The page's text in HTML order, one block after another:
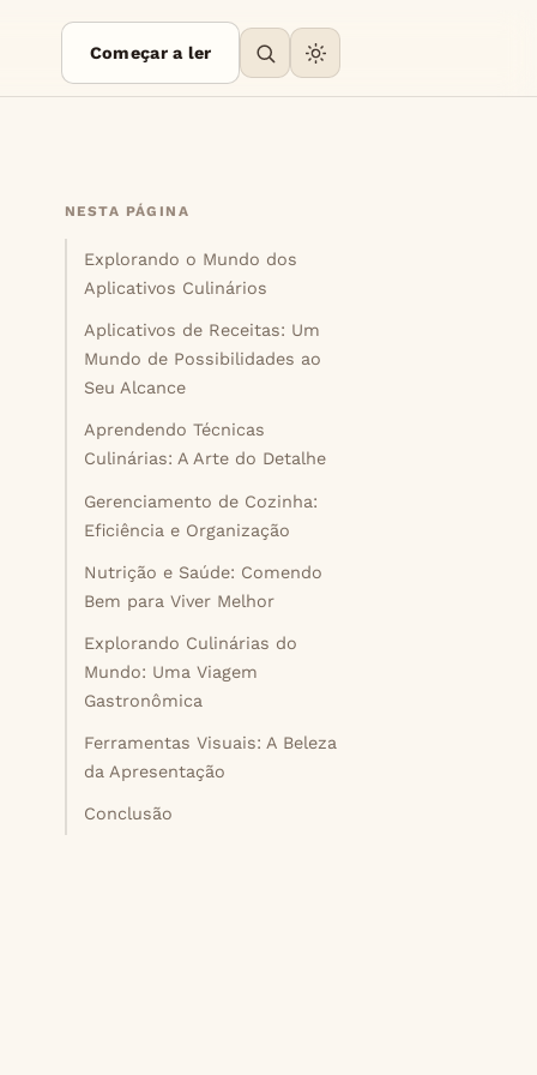
Começar a ler
NESTA PÁGINA
Explorando o Mundo dos
Aplicativos Culinários
Aplicativos de Receitas: Um
Mundo de Possibilidades ao
Seu Alcance
Aprendendo Técnicas
Culinárias: A Arte do Detalhe
Gerenciamento de Cozinha:
Eficiência e Organização
Nutrição e Saúde: Comendo
Bem para Viver Melhor
Explorando Culinárias do
Mundo: Uma Viagem
Gastronômica
Ferramentas Visuais: A Beleza
da Apresentação
Conclusão